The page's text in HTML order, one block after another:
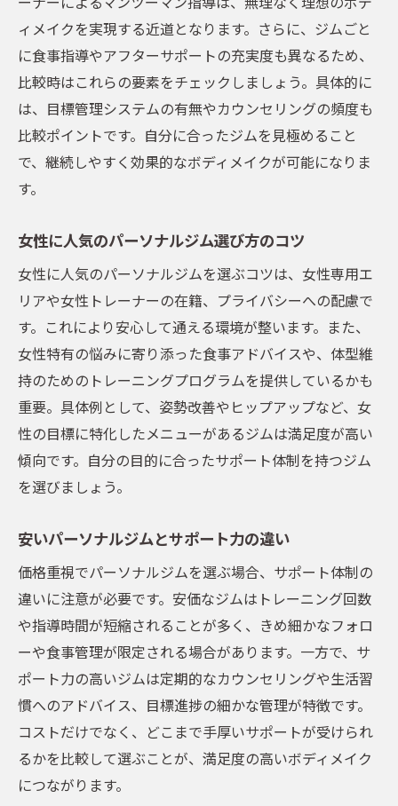
ィメイクを実現する近道となります。さらに、ジムごと
に食事指導やアフターサポートの充実度も異なるため、
比較時はこれらの要素をチェックしましょう。具体的に
は、目標管理システムの有無やカウンセリングの頻度も
比較ポイントです。自分に合ったジムを見極めること
で、継続しやすく効果的なボディメイクが可能になりま
す。
女性に人気のパーソナルジム選び方のコツ
女性に人気のパーソナルジムを選ぶコツは、女性専用エ
リアや女性トレーナーの在籍、プライバシーへの配慮で
す。これにより安心して通える環境が整います。また、
女性特有の悩みに寄り添った食事アドバイスや、体型維
持のためのトレーニングプログラムを提供しているかも
重要。具体例として、姿勢改善やヒップアップなど、女
性の目標に特化したメニューがあるジムは満足度が高い
傾向です。自分の目的に合ったサポート体制を持つジム
を選びましょう。
安いパーソナルジムとサポート力の違い
価格重視でパーソナルジムを選ぶ場合、サポート体制の
違いに注意が必要です。安価なジムはトレーニング回数
や指導時間が短縮されることが多く、きめ細かなフォロ
ーや食事管理が限定される場合があります。一方で、サ
ポート力の高いジムは定期的なカウンセリングや生活習
慣へのアドバイス、目標進捗の細かな管理が特徴です。
コストだけでなく、どこまで手厚いサポートが受けられ
るかを比較して選ぶことが、満足度の高いボディメイク
につながります。